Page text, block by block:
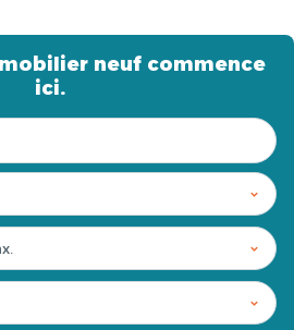
neuf commence
ici.